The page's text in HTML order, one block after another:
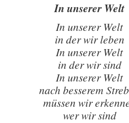
In unserer Welt
In unserer Welt
in der wir leben
In unserer Welt
in der wir sind
In unserer Welt
nach besserem
müssen wir
wer wir sind